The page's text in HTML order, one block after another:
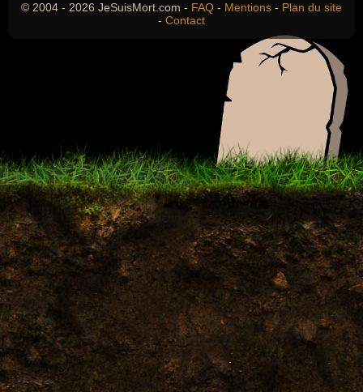
© 2004 - 2026 JeSuisMort.com - FAQ - Mentions - Plan du site
- Contact